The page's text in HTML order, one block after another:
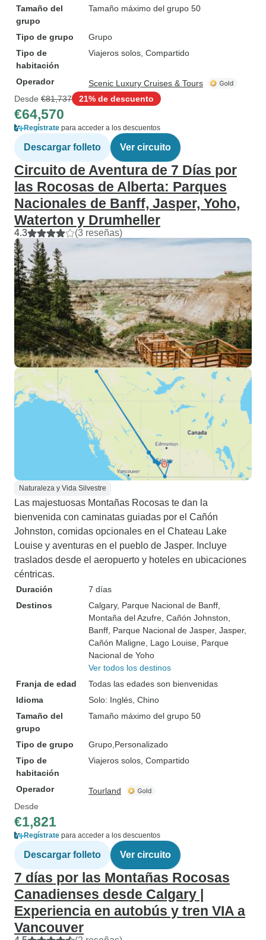
Tamaño del
grupo
Tamaño máximo del grupo 50
Tipo de grupo
Grupo
Tipo de
habitación
Viajeros solos, Compartido
Operador
Scenic Luxury Cruises & Tours
Desde €81,737 21% de descuento
€64,570
Regístrate para acceder a los descuentos
Descargar folleto Ver circuito
Circuito de Aventura de 7 Días por
las Rocosas de Alberta: Parques
Nacionales de Banff, Jasper, Yoho,
Waterton y Drumheller
4.3 (3 reseñas)
Naturaleza y Vida Silvestre
Las majestuosas Montañas Rocosas te dan la
bienvenida con caminatas guiadas por el Cañón
Johnston, comidas opcionales en el Chateau Lake
Louise y aventuras en el pueblo de Jasper. Incluye
traslados desde el aeropuerto y hoteles en ubicaciones
céntricas.
Duración
7 días
Destinos
Calgary, Parque Nacional de Banff
Montaña del Azufre , Cañón Johnston
Banff , Parque Nacional de Jasper, Jasper,
Cañón Maligne , Lago Louise , Parque
Nacional de Yoho
Ver todos los destinos
Franja de edad
Todas las edades son bienvenidas
Idioma
Solo: Inglés, Chino
Tamaño del
grupo
Tamaño máximo del grupo 50
Tipo de grupo Grupo Personalizado
Tipo de
habitación
Viajeros solos, Compartido
Operador
Tourland
Desde
€1,821
Regístrate para acceder a los descuentos
Descargar folleto Ver circuito
7 días por las Montañas Rocosas
Canadienses desde Calgary |
Experiencia en autobús y tren VIA a
Vancouver